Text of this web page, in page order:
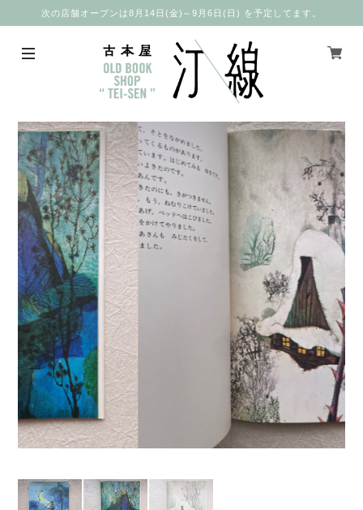
次の店舗オープンは8月14日(金)～9月6日(日) を予定してます。